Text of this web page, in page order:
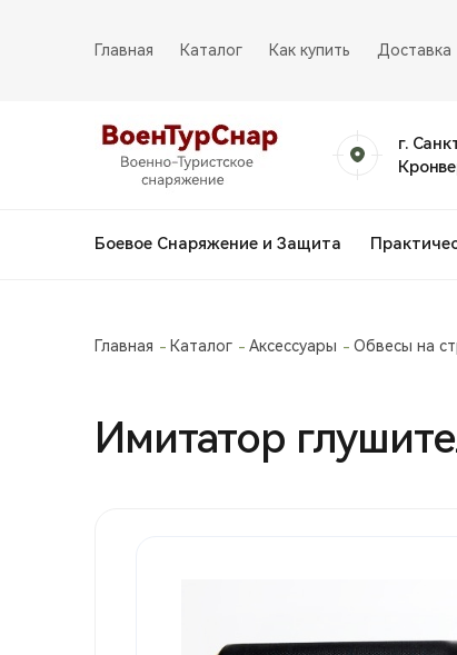
Главная Каталог Как купить Доставка
г.
Боевое Снаряжение и Защита
Главная Каталог Аксессуары Обвесы на
Имитатор